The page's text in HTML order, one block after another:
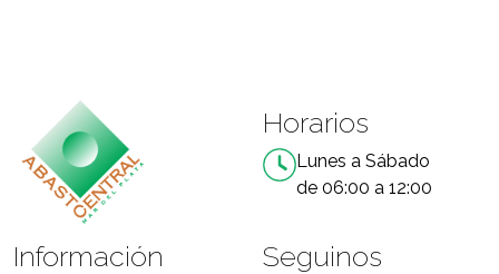
Horarios
Lunes a Sábado
de 06:00 a 12:00
Información Seguinos